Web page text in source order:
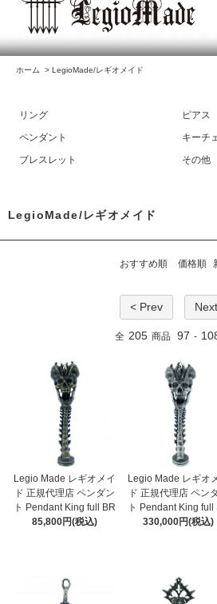
ホーム > LegioMade/レギオメイド
リング
ピアス
ペンダント
キーチ
ブレスレット
その他
LegioMade/レギオメイド
おすすめ順 価格順
< Prev
全 205 商品 97 -
Legio Made レギオメイ
ド 正規代理店 ペンダン
ト Pendant King full BR
85,800円(税込)
Legio Made レギオ
ド 正規代理店 ペン
ト Pendant King full
330,000円(税込)